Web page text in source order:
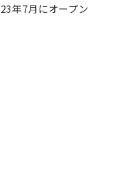
年7月にオープン